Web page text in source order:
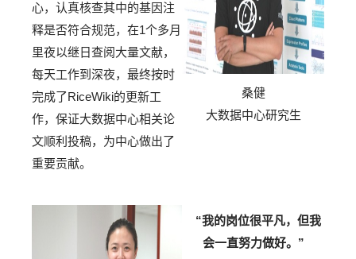
心，认真核查其中的基因注
释是否符合规范，在1个多月
里夜以继日查阅大量文献，
每天工作到深夜，最终按时
完成了RiceWiki的更新工
作， 保证大数据中心相关论
文顺利 投稿，为中心做出了
重要贡献。
桑健
大数据中心研究生
“我的岗位很平凡，但我
会一直努力做好。”